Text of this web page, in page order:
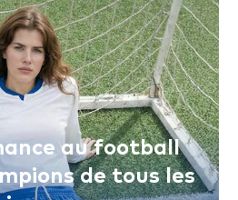
au football
de tous les